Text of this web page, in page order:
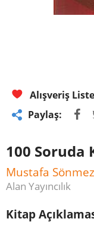
Alışveriş
Paylaş:
100 Soruda
Mustafa Sönmez
Alan Yayıncılık
Kitap